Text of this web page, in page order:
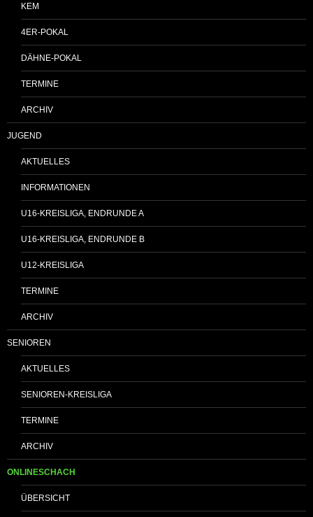
KEM
4ER-POKAL
DÄHNE-POKAL
TERMINE
ARCHIV
JUGEND
AKTUELLES
INFORMATIONEN
U16-KREISLIGA, ENDRUNDE A
U16-KREISLIGA, ENDRUNDE B
U12-KREISLIGA
TERMINE
ARCHIV
SENIOREN
AKTUELLES
SENIOREN-KREISLIGA
TERMINE
ARCHIV
ONLINESCHACH
ÜBERSICHT